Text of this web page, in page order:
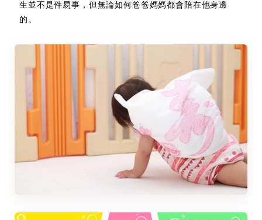
生並不是件易事，但無論如何爸爸媽媽都會陪在他身邊
的。